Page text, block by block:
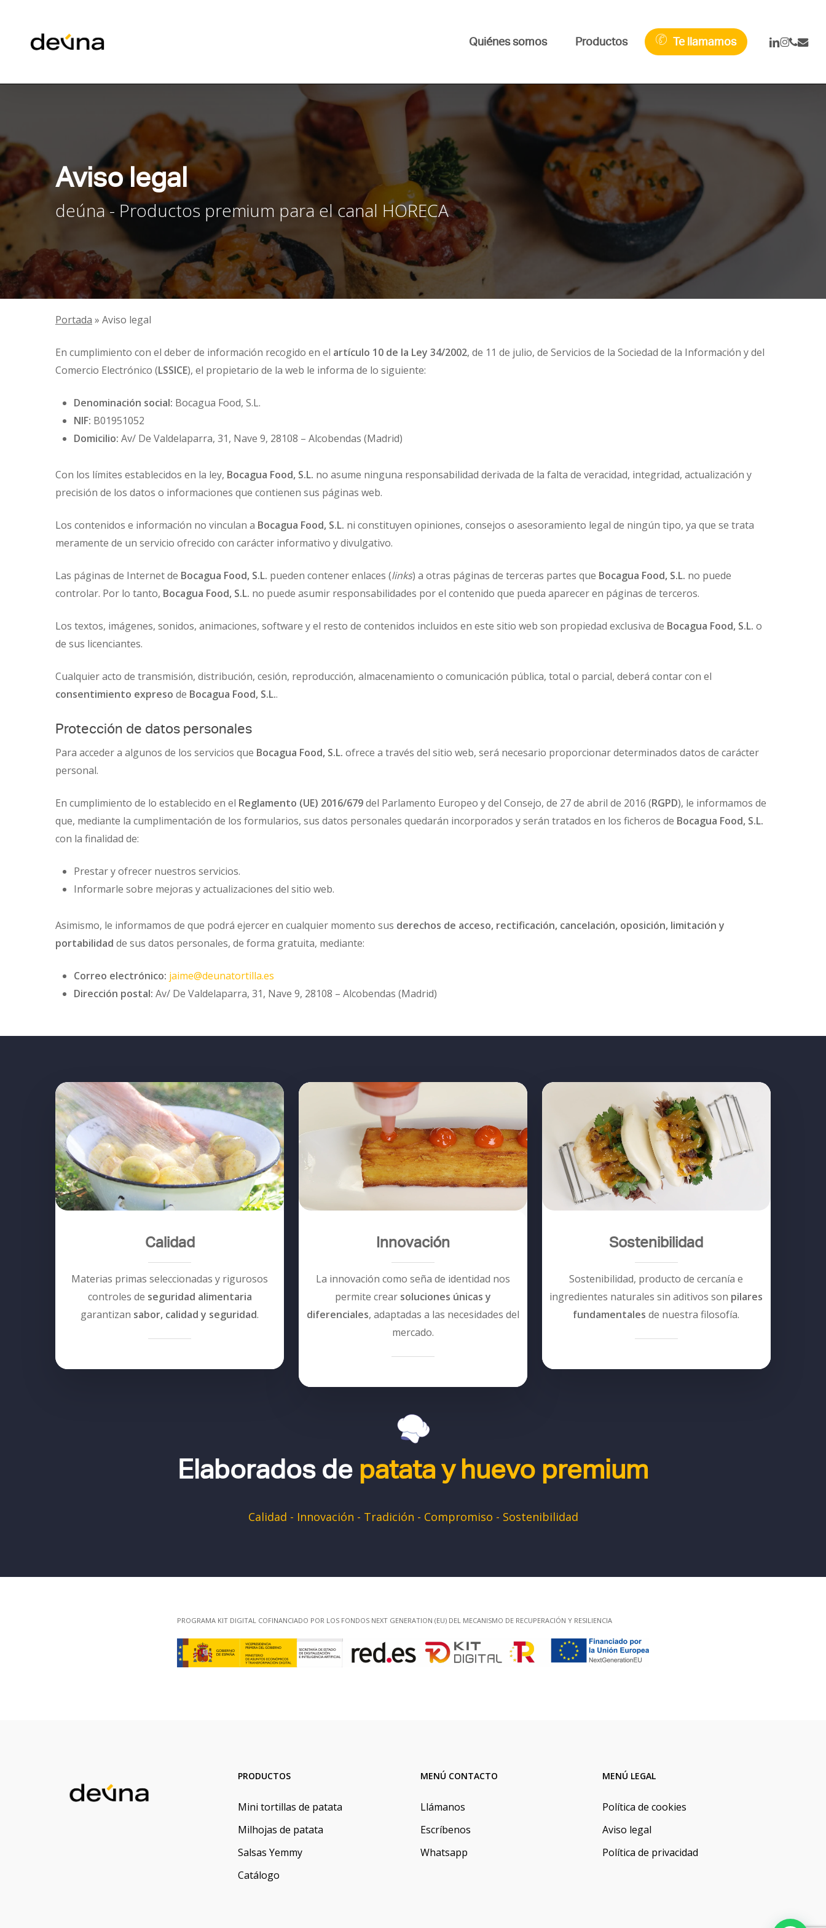
Quiénes somos Productos Te llamamos linkedin
phone
email
Aviso legal
deúna - Productos premium para el canal HORECA
Portada » Aviso legal
En cumplimiento con el deber de información recogido en el artículo 10 de la Ley 34/2002, de 11 de julio, de Servicios de la Sociedad de la Información y del
Comercio Electrónico (LSSICE), el propietario de la web le informa de lo siguiente:
Denominación social: Bocagua Food, S.L.
NIF: B01951052
Domicilio: Av/ De Valdelaparra, 31, Nave 9, 28108 – Alcobendas (Madrid)
Con los límites establecidos en la ley, Bocagua Food, S.L. no asume ninguna responsabilidad derivada de la falta de veracidad, integridad, actualización y
precisión de los datos o informaciones que contienen sus páginas web.
Los contenidos e información no vinculan a Bocagua Food, S.L. ni constituyen opiniones, consejos o asesoramiento legal de ningún tipo, ya que se trata
meramente de un servicio ofrecido con carácter informativo y divulgativo.
Las páginas de Internet de Bocagua Food, S.L. pueden contener enlaces (links) a otras páginas de terceras partes que Bocagua Food, S.L. no puede
controlar. Por lo tanto, Bocagua Food, S.L. no puede asumir responsabilidades por el contenido que pueda aparecer en páginas de terceros.
Los textos, imágenes, sonidos, animaciones, software y el resto de contenidos incluidos en este sitio web son propiedad exclusiva de Bocagua Food, S.L. o
de sus licenciantes.
Cualquier acto de transmisión, distribución, cesión, reproducción, almacenamiento o comunicación pública, total o parcial, deberá contar con el
consentimiento expreso de Bocagua Food, S.L..
Protección de datos personales
Para acceder a algunos de los servicios que Bocagua Food, S.L. ofrece a través del sitio web, será necesario proporcionar determinados datos de carácter
personal.
En cumplimiento de lo establecido en el Reglamento (UE) 2016/679del Parlamento Europeo y del Consejo, de 27 de abril de 2016 (RGPD), le informamos de
que, mediante la cumplimentación de los formularios, sus datos personales quedarán incorporados y serán tratados en los ficheros de Bocagua Food, S.L.
con la finalidad de:
Prestar y ofrecer nuestros servicios.
Informarle sobre mejoras y actualizaciones del sitio web.
Asimismo, le informamos de que podrá ejercer en cualquier momento sus derechos de acceso, rectificación, cancelación, oposición, limitación y
portabilidad de sus datos personales, de forma gratuita, mediante:
Correo electrónico: jaime@deunatortilla.es
Dirección postal: Av/ De Valdelaparra, 31, Nave 9, 28108 – Alcobendas (Madrid)
Calidad
Materias primas seleccionadas y rigurosos
controles de seguridad alimentaria
garantizan sabor, calidad y seguridad.
Innovación
La innovación como seña de identidad nos
permite crear soluciones únicas y
diferenciales, adaptadas a las necesidades del
mercado.
Sostenibilidad
Sostenibilidad, producto de cercanía e
ingredientes naturales sin aditivos son pilares
fundamentales de nuestra filosofía.
Elaborados de patata y huevo premium
Calidad - Innovación - Tradición - Compromiso - Sostenibilidad
PROGRAMA KIT DIGITAL COFINANCIADO POR LOS FONDOS NEXT GENERATION (EU) DEL MECANISMO DE RECUPERACIÓN Y RESILIENCIA
PRODUCTOS
Mini tortillas de patata
Milhojas de patata
Salsas Yemmy
Catálogo
MENÚ CONTACTO
Llámanos
Escríbenos
Whatsapp
MENÚ LEGAL
Política de cookies
Aviso legal
Política de privacidad